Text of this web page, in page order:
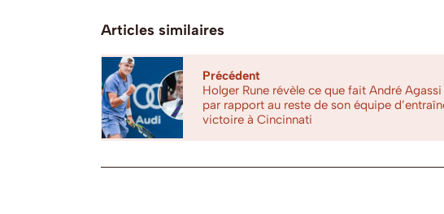
Articles similaires
Précédent
Holger Rune révèle ce que fait André
par rapport au reste de son équipe
victoire à Cincinnati